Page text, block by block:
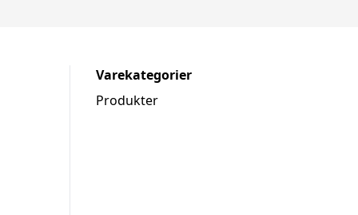
Varekategorier
Produkter